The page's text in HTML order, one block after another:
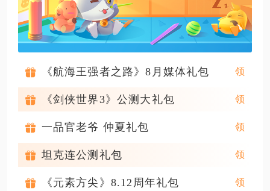
《航海王强者之路》8月媒体礼包
《剑侠世界3》公测大礼包
一品官老爷 仲夏礼包
坦克连公测礼包
《元素方尖》8.12周年礼包